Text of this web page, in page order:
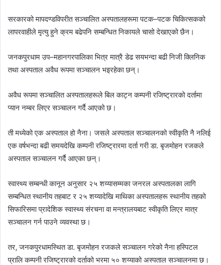
सरकारको मापदण्डविपरीत सञ्चालित अस्पतालहरूमा पटक–पटक चिकित्सकको
लापरवाहीले मृत्यु हुने क्रम बढेपनि सम्बन्धित निकायले चासो देखाएको छैन।
जनकपुरधाम उप–महानगरपालिका भित्र मात्रै डेढ सयभन्दा बढी निजी क्लिनिक
तथा अस्पताल अवैध रूपमा सञ्चालन भइरहेका छन्।
अवैध रूपमा सञ्चालित अस्पतालहरूले बिल काट्न कम्पनी रजिष्ट्रारको दर्तामा
प्यान नम्बर लिएर सञ्चालन गर्दै आएको छ।
ती मध्येको एक अस्पताल हो नैना। जसले अस्पताल सञ्चालनको स्वीकृति नै नलिई
एक वर्षभन्दा बढी समयदेखि कम्पनी रजिष्ट्रारमा दर्ता गरी डा. बृजमोहन रजकले
अस्पताल सञ्चालन गर्दै आएका छन्।
स्वास्थ्य सम्बन्धी कानून अनुसार २५ शय्यासम्मका जनरल अस्पतालका लागि
सम्बन्धित स्थानीय तहबाट र २५ शय्यादेखि माथिका अस्पतालहरू स्थानीय तहको
सिफारिसमा प्रादेशिक स्वास्थ्य संरचना वा मन्त्रालयबाट स्वीकृति लिएर मात्र
सञ्चालन गर्न पाउने व्यवस्था छ।
तर, जनकपुरधामस्थित डा. बृजमोहन रजकले सञ्चालन गरेको नैना हस्पिटल
प्रालि कम्पनी रजिष्ट्रारको दर्ताको भरमा ५० शय्याको अस्पताल सञ्चालनमा छ।